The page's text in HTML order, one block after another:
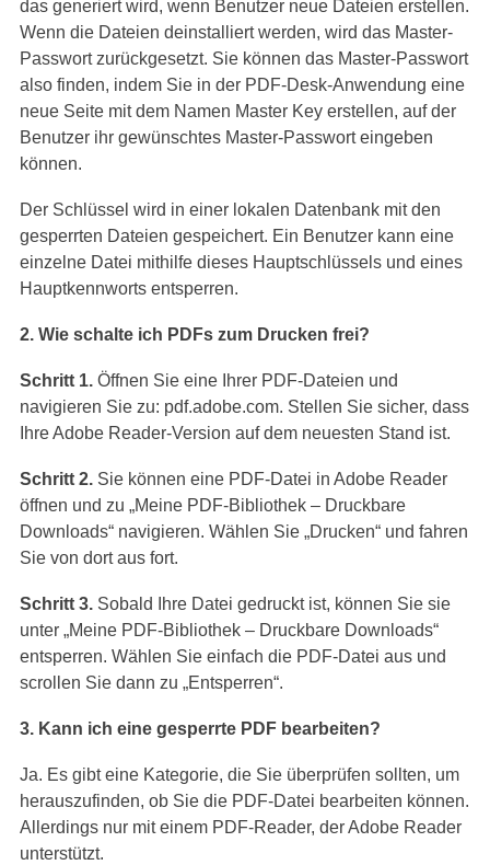
das generiert wird, wenn Benutzer neue Dateien erstellen.
Wenn die Dateien deinstalliert werden, wird das Master-
Passwort zurückgesetzt. Sie können das Master-Passwort
also finden, indem Sie in der PDF-Desk-Anwendung eine
neue Seite mit dem Namen Master Key erstellen, auf der
Benutzer ihr gewünschtes Master-Passwort eingeben
können.
Der Schlüssel wird in einer lokalen Datenbank mit den
gesperrten Dateien gespeichert. Ein Benutzer kann eine
einzelne Datei mithilfe dieses Hauptschlüssels und eines
Hauptkennworts entsperren.
2. Wie schalte ich PDFs zum Drucken frei?
Schritt 1.Öffnen Sie eine Ihrer PDF-Dateien und
navigieren Sie zu: pdf.adobe.com. Stellen Sie sicher, dass
Ihre Adobe Reader-Version auf dem neuesten Stand ist.
Schritt 2.Sie können eine PDF-Datei in Adobe Reader
öffnen und zu „Meine PDF-Bibliothek – Druckbare
Downloads“ navigieren. Wählen Sie „Drucken“ und fahren
Sie von dort aus fort.
Schritt 3.Sobald Ihre Datei gedruckt ist, können Sie sie
unter „Meine PDF-Bibliothek – Druckbare Downloads“
entsperren. Wählen Sie einfach die PDF-Datei aus und
scrollen Sie dann zu „Entsperren“.
3. Kann ich eine gesperrte PDF bearbeiten?
Ja. Es gibt eine Kategorie, die Sie überprüfen sollten, um
herauszufinden, ob Sie die PDF-Datei bearbeiten können.
Allerdings nur mit einem PDF-Reader, der Adobe Reader
unterstützt.